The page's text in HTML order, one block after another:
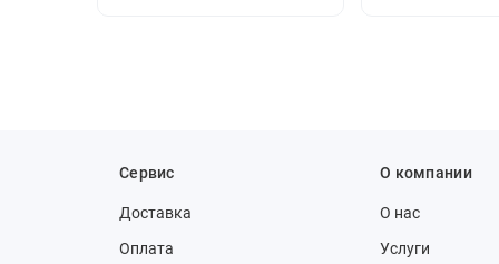
Сервис
Доставка
Оплата
О компании
О нас
Услуги